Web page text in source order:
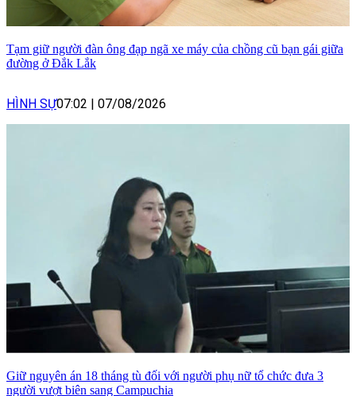
Tạm giữ người đàn ông đạp ngã xe máy của chồng cũ bạn gái giữa
đường ở Đắk Lắk
HÌNH SỰ07:02 07/08/2026
Giữ nguyên án 18 tháng tù đối với người phụ nữ tổ chức đưa 3
người vượt biên sang Campuchia